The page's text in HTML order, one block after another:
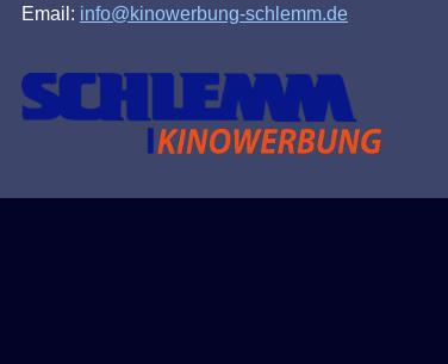
Email: info@kinowerbung-schlemm.de